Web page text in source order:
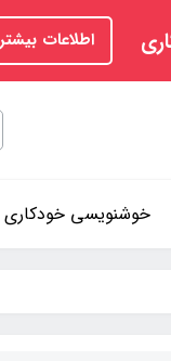
اطلاعات بیشتر
خوشنویسی خودکاری